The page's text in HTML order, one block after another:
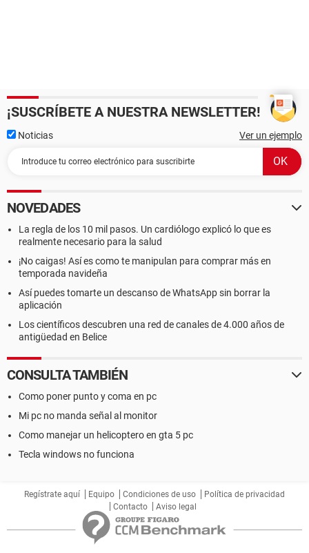
¡SUSCRÍBETE A NUESTRA NEWSLETTER!
Noticias Ver un ejemplo
NOVEDADES
La regla de los 10 mil pasos. Un cardiólogo explicó lo que es
realmente necesario para la salud
¡No caigas! Así es como te manipulan para comprar más en
temporada navideña
Así puedes tomarte un descanso de WhatsApp sin borrar la
aplicación
Los científicos descubren una red de canales de 4.000 años de
antigüedad en Belice
CONSULTA TAMBIÉN
Como poner punto y coma en pc
Mi pc no manda señal al monitor
Como manejar un helicoptero en gta 5 pc
Tecla windows no funciona
Regístrate aquí Equipo Condiciones de uso
Política de privacidad
Contacto
Aviso legal